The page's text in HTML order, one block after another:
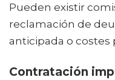
Pueden existir
reclamación de
anticipada o costes
Contratación